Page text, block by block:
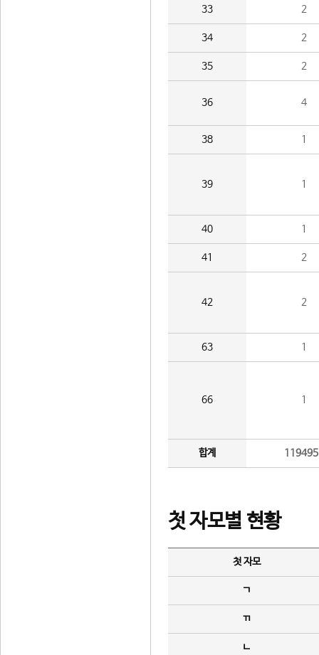
33 2
34 2
35 2
36 4
38 1
39 1
40 1
41 2
42 2
63 1
66 1
합계
첫 자모별 현황
첫 자모
ㄱ
ㄲ
ㄴ